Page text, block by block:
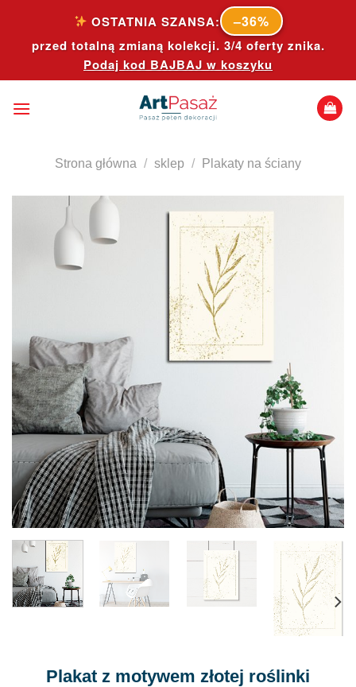
content
OSTATNIA SZANSA: –36%
przed totalną zmianą kolekcji. 3/4 oferty znika.
Podaj kod BAJBAJ w koszyku
Strona główna / sklep / Plakaty na ściany
Plakat z motywem złotej roślinki